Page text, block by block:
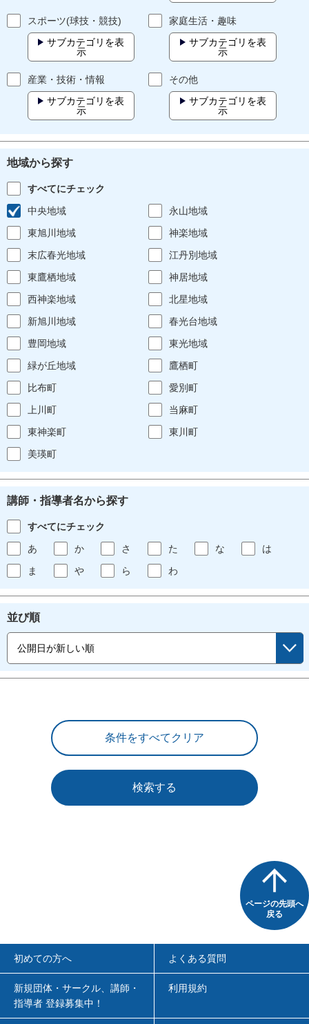
スポーツ(球技・競技)
サブカテゴリを表
示
家庭生活・趣味
サブカテゴリを表
示
産業・技術・情報
サブカテゴリを表
示
その他
サブカテゴリを表
示
地域から探す
すべてにチェック
中央地域
永山地域
東旭川地域
神楽地域
末広春光地域
江丹別地域
東鷹栖地域
神居地域
西神楽地域
北星地域
新旭川地域
春光台地域
豊岡地域
東光地域
緑が丘地域
鷹栖町
比布町
愛別町
上川町
当麻町
東神楽町
東川町
美瑛町
講師・指導者名から探す
すべてにチェック
あ
か さ た な
は
ま
や ら わ
並び順
検索する
ページの先頭へ
戻る
初めての方へ よくある質問
新規団体・サークル、講師・
指導者 登録募集中！
利用規約